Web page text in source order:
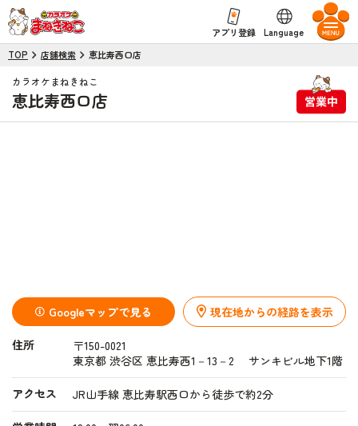
アプリ登録
Language
TOP
店舗検索 恵比寿西口店
カラオケまねきねこ
恵比寿西口店
Googleマップで見る 現在地からの経路を表示
住所
〒150-0021
東京都 渋谷区 恵比寿西1－13－2 サンキビル地下1階
アクセス JR山手線 恵比寿駅西口から徒歩で約2分